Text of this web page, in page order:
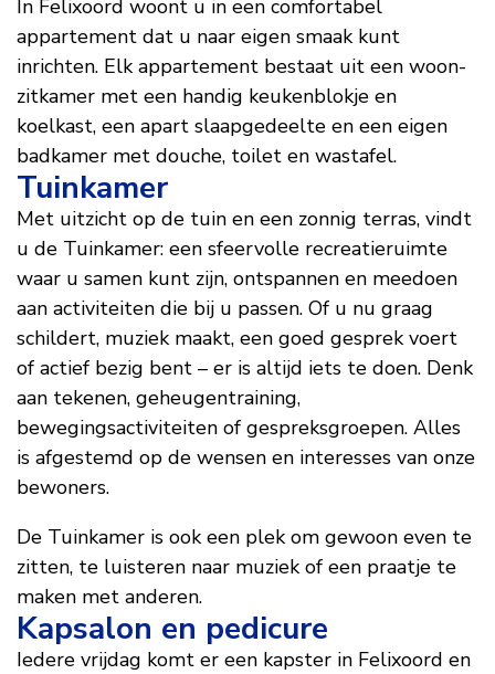
In Felixoord woont u in een comfortabel
appartement dat u naar eigen smaak kunt
inrichten. Elk appartement bestaat uit een woon-
zitkamer met een handig keukenblokje en
koelkast, een apart slaapgedeelte en een eigen
badkamer met douche, toilet en wastafel.
Tuinkamer
Met uitzicht op de tuin en een zonnig terras, vindt
u de Tuinkamer: een sfeervolle recreatieruimte
waar u samen kunt zijn, ontspannen en meedoen
aan activiteiten die bij u passen. Of u nu graag
schildert, muziek maakt, een goed gesprek voert
of actief bezig bent – er is altijd iets te doen. Denk
aan tekenen, geheugentraining,
bewegingsactiviteiten of gespreksgroepen. Alles
is afgestemd op de wensen en interesses van onze
bewoners.
De Tuinkamer is ook een plek om gewoon even te
zitten, te luisteren naar muziek of een praatje te
maken met anderen.
Kapsalon en pedicure
Iedere vrijdag komt er een kapster in Felixoord en